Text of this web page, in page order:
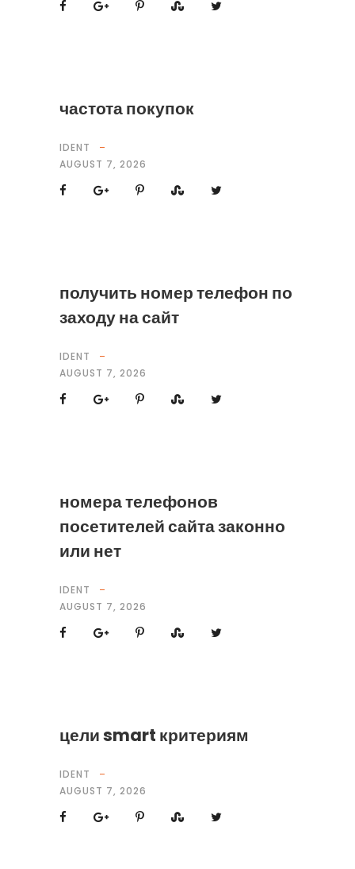
частота покупок
IDENT
AUGUST 7, 2026
получить номер телефон по
заходу на сайт
IDENT
AUGUST 7, 2026
номера телефонов
посетителей сайта законно
или нет
IDENT
AUGUST 7, 2026
цели smart критериям
IDENT
AUGUST 7, 2026